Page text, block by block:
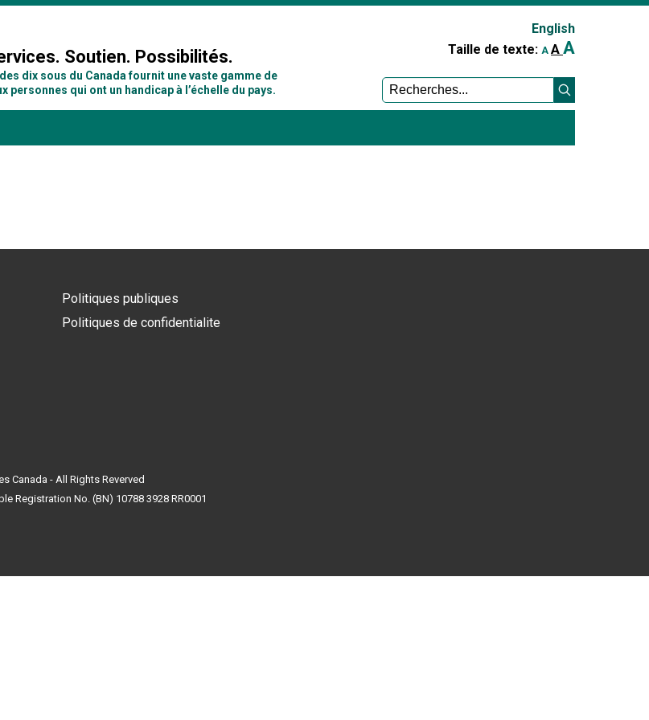
Soutien. Possibilités.
dix sous du Canada fournit une vaste gamme de
personnes qui ont un handicap à l’échelle du pays.
English
Taille de texte: A A A
Politiques publiques
Politiques de confidentialite
Canada - All Rights Reverved
Registration No. (BN) 10788 3928 RR0001